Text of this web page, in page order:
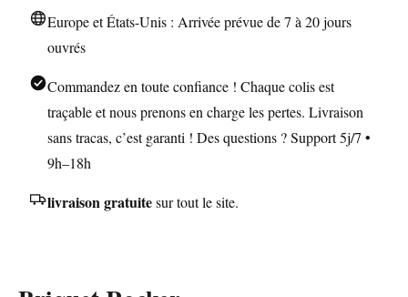
Europe et États-Unis : Arrivée prévue de 7 à 20 jours
ouvrés
Commandez en toute confiance ! Chaque colis est
traçable et nous prenons en charge les pertes. Livraison
sans tracas, c’est garanti ! Des questions ? Support 5j/7 •
9h–18h
livraison gratuitesur tout le site.